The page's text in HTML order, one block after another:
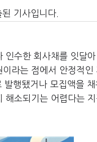
된 기사입니다.
수한 회사채를 잇달아
라는 점에서 안정적인
행됐거나 모집액을
해소되기는 어렵다는